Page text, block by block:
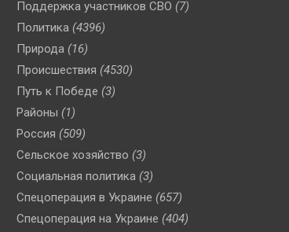
Поддержка участников СВО (7)
Политика (4396)
Природа (16)
Происшествия (4530)
Путь к Победе (3)
Районы (1)
Россия (509)
Сельское хозяйство (3)
Социальная политика (3)
Спецоперация в Украине (657)
Спецоперация на Украине (404)